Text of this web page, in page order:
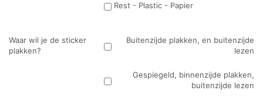
Rest - Plastic - Papier
Waar wil je de sticker
plakken?
Buitenzijde plakken, en buitenzijde
lezen
Gespiegeld, binnenzijde plakken,
buitenzijde lezen